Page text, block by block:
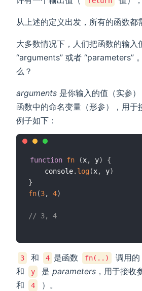
从上述的定义出发，所有的函数都
大多数情况下，人们把函数的输入
“arguments” 或者 “parameters”
么？
arguments 是你输入的值（实参）
函数中的命名变量（形参），用于
例子如下：
function fn (x, y)
{
	console
. log(x, y)
}
fn(3, 4)
// 3, 4
3 和 4 是函数 fn(..) 调用的
和 y 是 parameters ，用于接收
和 4 ）。